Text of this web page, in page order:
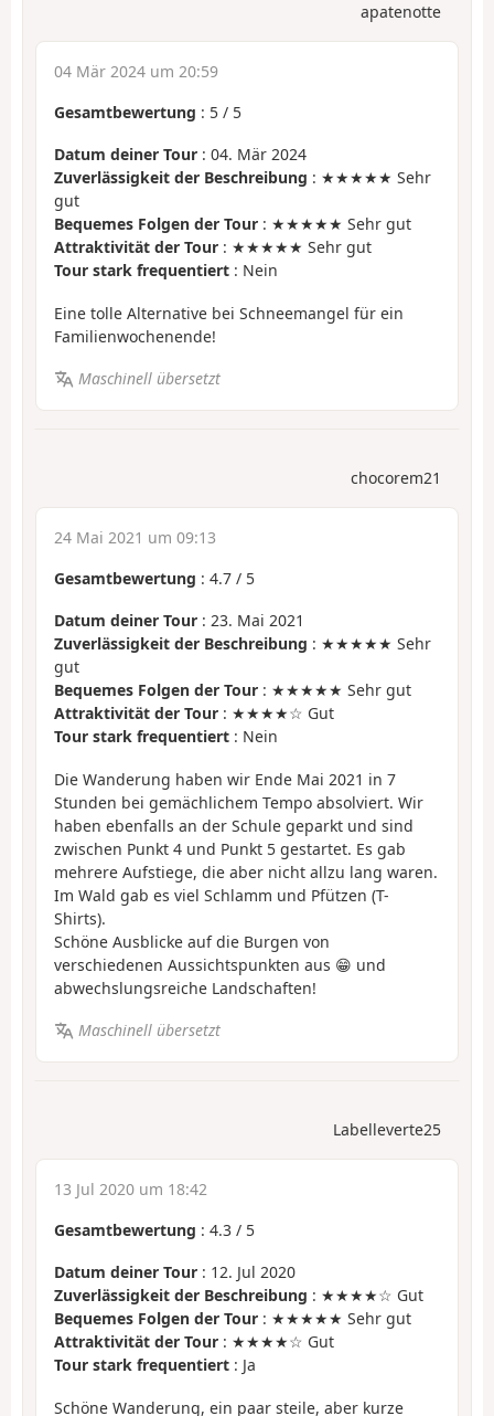
apatenotte
04 Mär 2024 um 20:59
Gesamtbewertung : 5 / 5
Datum deiner Tour : 04. Mär 2024
Zuverlässigkeit der Beschreibung : ★★★★★ Sehr
gut
Bequemes Folgen der Tour : ★★★★★ Sehr gut
Attraktivität der Tour : ★★★★★ Sehr gut
Tour stark frequentiert : Nein
Eine tolle Alternative bei Schneemangel für ein
Familienwochenende!
Maschinell übersetzt
chocorem21
24 Mai 2021 um 09:13
Gesamtbewertung : 4.7 / 5
Datum deiner Tour : 23. Mai 2021
Zuverlässigkeit der Beschreibung : ★★★★★ Sehr
gut
Bequemes Folgen der Tour : ★★★★★ Sehr gut
Attraktivität der Tour : ★★★★☆ Gut
Tour stark frequentiert : Nein
Die Wanderung haben wir Ende Mai 2021 in 7
Stunden bei gemächlichem Tempo absolviert. Wir
haben ebenfalls an der Schule geparkt und sind
zwischen Punkt 4 und Punkt 5 gestartet. Es gab
mehrere Aufstiege, die aber nicht allzu lang waren.
Im Wald gab es viel Schlamm und Pfützen (T-
Shirts).
Schöne Ausblicke auf die Burgen von
verschiedenen Aussichtspunkten aus 😁 und
abwechslungsreiche Landschaften!
Maschinell übersetzt
Labelleverte25
13 Jul 2020 um 18:42
Gesamtbewertung : 4.3 / 5
Datum deiner Tour : 12. Jul 2020
Zuverlässigkeit der Beschreibung : ★★★★☆ Gut
Bequemes Folgen der Tour : ★★★★★ Sehr gut
Attraktivität der Tour : ★★★★☆ Gut
Tour stark frequentiert : Ja
Schöne Wanderung, ein paar steile, aber kurze